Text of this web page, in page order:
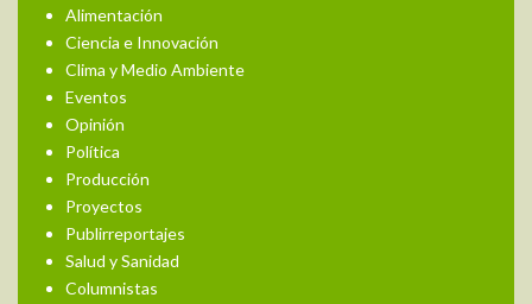
Alimentación
Ciencia e Innovación
Clima y Medio Ambiente
Eventos
Opinión
Política
Producción
Proyectos
Publirreportajes
Salud y Sanidad
Columnistas